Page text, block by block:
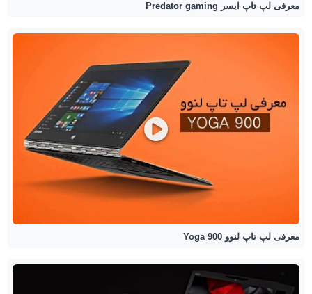
معرفی لپ تاپ ایسر Predator gaming
معرفی لپ تاپ لنوو Yoga 900